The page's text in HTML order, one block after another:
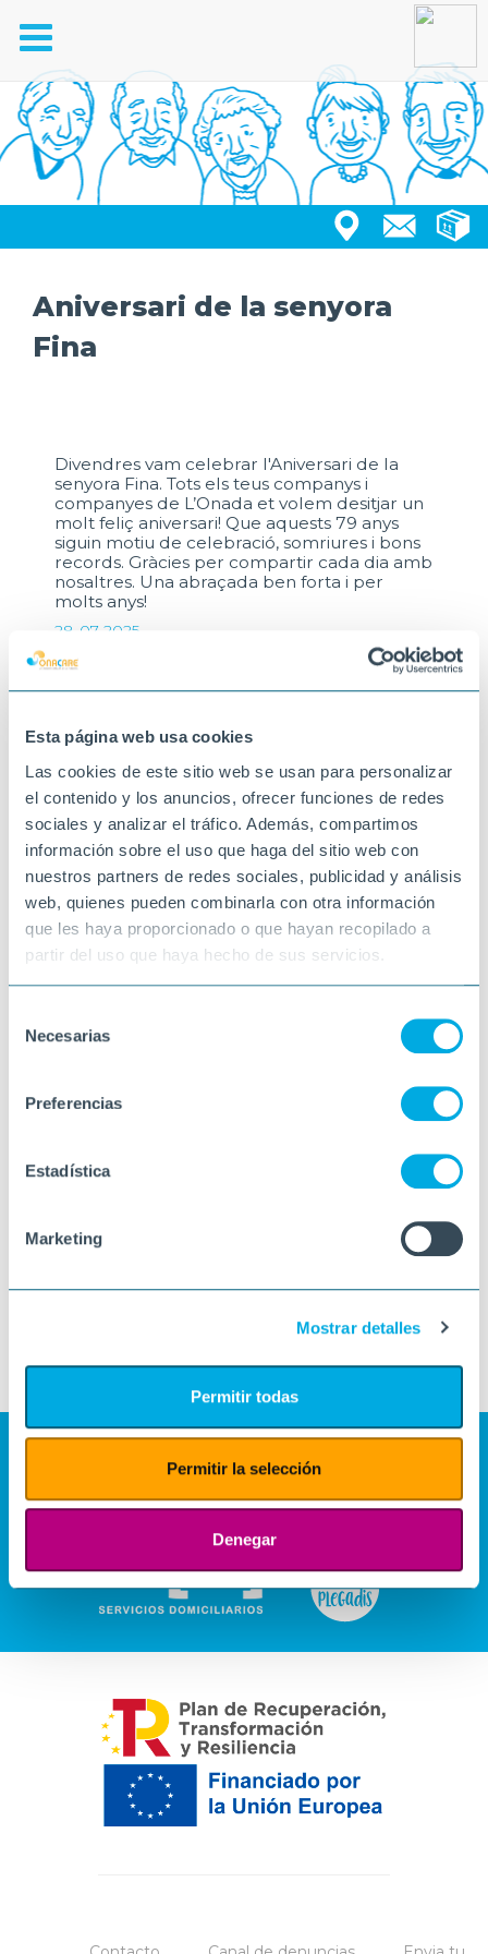
Esta página web usa cookies
Las cookies de este sitio web se usan para personalizar
el contenido y los anuncios, ofrecer funciones de redes
sociales y analizar el tráfico. Además, compartimos
información sobre el uso que haga del sitio web con
nuestros partners de redes sociales, publicidad y análisis
web, quienes pueden combinarla con otra información
que les haya proporcionado o que hayan recopilado a
partir del uso que haya hecho de sus servicios.
Necesarias
Preferencias
Estadística
Marketing
Mostrar detalles
Permitir todas
Permitir la selección
Denegar
Toggle
navigation
Aniversari de la senyora
Fina
Divendres vam celebrar l'Aniversari de la
senyora Fina. Tots els teus companys i
companyes de L’Onada et volem desitjar un
molt feliç aniversari! Que aquests 79 anys
siguin motiu de celebració, somriures i bons
records. Gràcies per compartir cada dia amb
nosaltres. Una abraçada ben forta i per
molts anys!
28-07-2025
PARC SERENTILL